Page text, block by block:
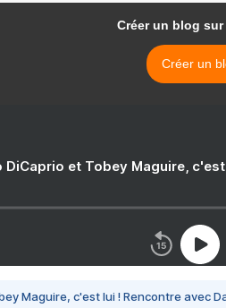
Créer un blog
Créer un
DiCaprio et Tobey Maguire,
Maguire, c'est lui ! Rencontre avec